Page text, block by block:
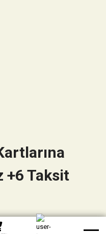
70
+6 Taksit